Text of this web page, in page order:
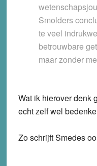
Smolders
te veel
betrouwbare
maar zonder
Wat ik hierover denk
echt zelf wel
Zo schrijft Smedes